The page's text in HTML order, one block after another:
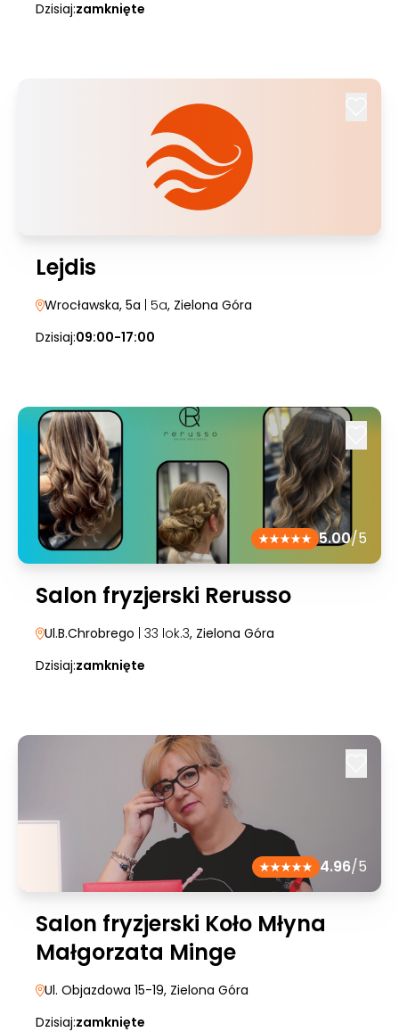
Dzisiaj:zamknięte
Lejdis
Wrocławska, 5a | 5a, Zielona Góra
Dzisiaj:09:00-17:00
5.00/5
Salon fryzjerski Rerusso
Ul.B.Chrobrego | 33 lok.3, Zielona Góra
Dzisiaj:zamknięte
4.96/5
Salon fryzjerski Koło Młyna
Małgorzata Minge
Ul. Objazdowa 15-19, Zielona Góra
Dzisiaj:zamknięte